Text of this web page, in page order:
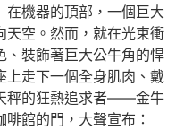
在機器的頂部，一個巨大
天空。然而，就在光束衝
、裝飾著巨大公牛角的悍
上走下一個全身肌肉、戴
秤的狂熱追求者——金牛
館的門，大聲宣布：